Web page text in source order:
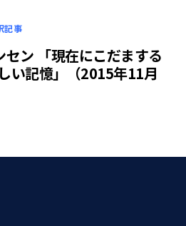
記事
ン 「現在にこだまする
い記憶」（2015年11月